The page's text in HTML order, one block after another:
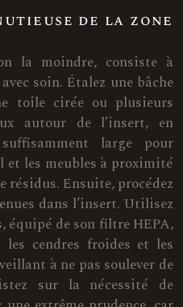
de la zone
la moindre, consiste à
soin. Étalez une bâche
toile cirée ou plusieurs
autour de l’insert, en
large pour
et les meubles à proximité
résidus. Ensuite, procédez
dans l’insert. Utilisez
équipé de son filtre HEPA,
cendres froides et les
à ne pas soulever de
sur la nécessité de